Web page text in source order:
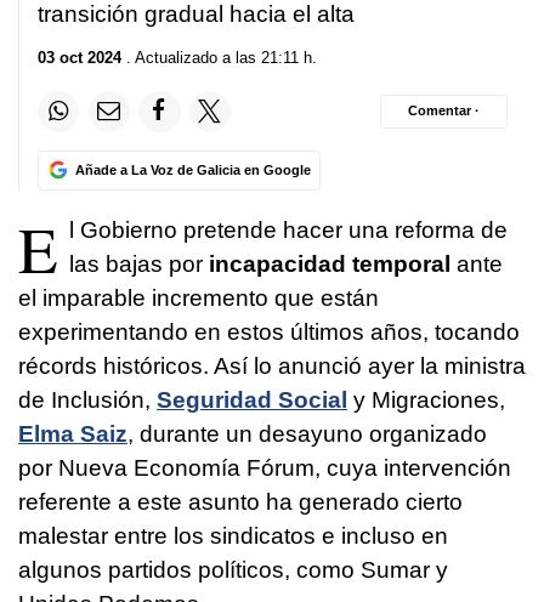
transición gradual hacia el alta
03 oct 2024. Actualizado a las 21:11 h.
Añade a La Voz de Galicia en Google
Comentar ·
E l Gobierno pretende hacer una reforma de
las bajas por incapacidad temporal ante
el imparable incremento que están
experimentando en estos últimos años, tocando
récords históricos. Así lo anunció ayer la ministra
de Inclusión, Seguridad Social y Migraciones,
Elma Saiz, durante un desayuno organizado
por Nueva Economía Fórum, cuya intervención
referente a este asunto ha generado cierto
malestar entre los sindicatos e incluso en
algunos partidos políticos, como Sumar y